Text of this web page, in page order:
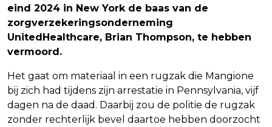
eind 2024 in New York de baas van de
zorgverzekeringsonderneming
UnitedHealthcare, Brian Thompson, te hebben
vermoord.
Het gaat om materiaal in een rugzak die Mangione
bij zich had tijdens zijn arrestatie in Pennsylvania, vijf
dagen na de daad. Daarbij zou de politie de rugzak
zonder rechterlijk bevel daartoe hebben doorzocht